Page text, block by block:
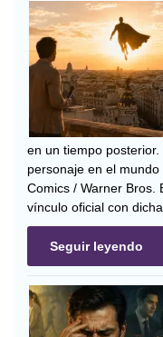
en un tiempo
personaje en el
Comics / Warner Bros.
vínculo oficial con
Seguir leyendo